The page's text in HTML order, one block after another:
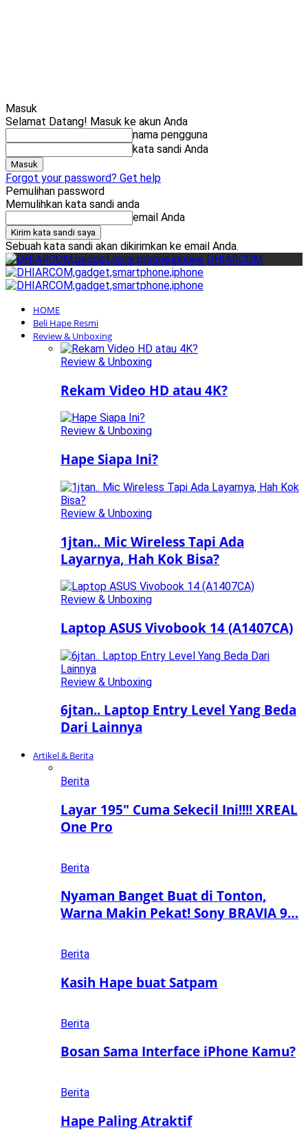
Masuk
Selamat Datang! Masuk ke akun Anda
nama pengguna
kata sandi Anda
Forgot your password? Get help
Pemulihan password
Memulihkan kata sandi anda
email Anda
Sebuah kata sandi akan dikirimkan ke email Anda.
DHIARCOM
HOME
Beli Hape Resmi
Review & Unboxing
Review & Unboxing
Rekam Video HD atau 4K?
Review & Unboxing
Hape Siapa Ini?
Review & Unboxing
1jtan.. Mic Wireless Tapi Ada
Layarnya, Hah Kok Bisa?
Review & Unboxing
Laptop ASUS Vivobook 14 (A1407CA)
Review & Unboxing
6jtan.. Laptop Entry Level Yang Beda
Dari Lainnya
Artikel & Berita
Berita
Layar 195″ Cuma Sekecil Ini!!!! XREAL
One Pro
Berita
Nyaman Banget Buat di Tonton,
Warna Makin Pekat! Sony BRAVIA 9…
Berita
Kasih Hape buat Satpam
Berita
Bosan Sama Interface iPhone Kamu?
Berita
Hape Paling Atraktif